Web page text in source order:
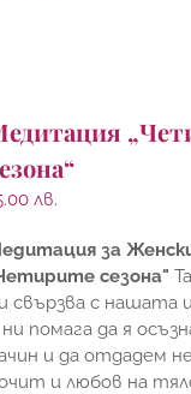
лв.
за
сезона"
свързва с нашата
ни помага да я
и да отдадем
и любов на